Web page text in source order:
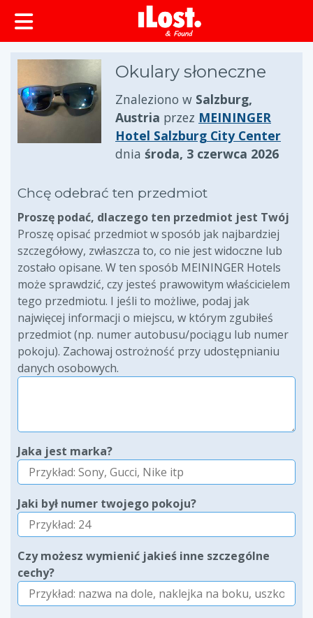
zawartości
Okulary słoneczne
Znaleziono w Salzburg,
Austria przez MEININGER
Hotel Salzburg City Center
dnia środa, 3 czerwca 2026
Chcę odebrać ten przedmiot
Proszę podać, dlaczego ten przedmiot jest Twój
Proszę opisać przedmiot w sposób jak najbardziej
szczegółowy, zwłaszcza to, co nie jest widoczne lub
zostało opisane. W ten sposób MEININGER Hotels
może sprawdzić, czy jesteś prawowitym właścicielem
tego przedmiotu. I jeśli to możliwe, podaj jak
najwięcej informacji o miejscu, w którym zgubiłeś
przedmiot (np. numer autobusu/pociągu lub numer
pokoju). Zachowaj ostrożność przy udostępnianiu
danych osobowych.
Jaka jest marka?
Jaki był numer twojego pokoju?
Czy możesz wymienić jakieś inne szczególne
cechy?